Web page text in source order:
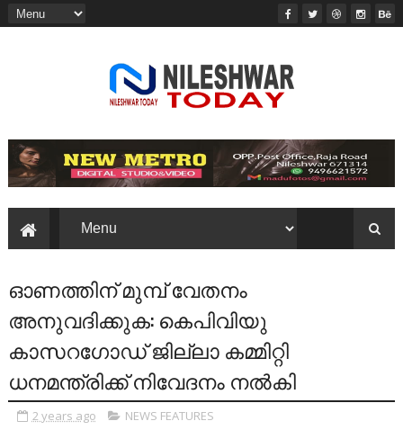
ഓണത്തിന് മുമ്പ് വേതനം
അനുവദിക്കുക: കെപിവിയു
കാസറഗോഡ് ജില്ലാ കമ്മിറ്റി
ധനമന്ത്രിക്ക് നിവേദനം നൽകി
2 years ago NEWS FEATURES